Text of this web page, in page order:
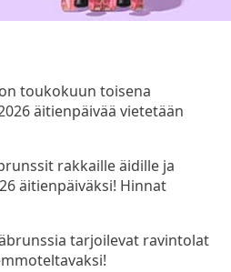
toukokuun toisena
äitienpäivää vietetään
rakkaille äidille ja
äitienpäiväksi! Hinnat
tarjoilevat ravintolat